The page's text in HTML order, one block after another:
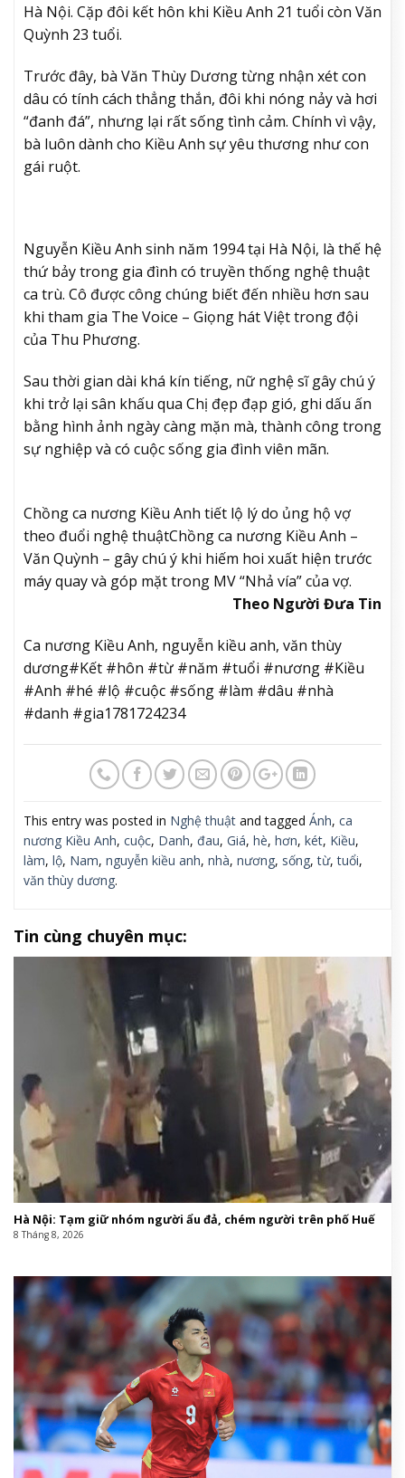
Hà Nội. Cặp đôi kết hôn khi Kiều Anh 21 tuổi còn Văn
Quỳnh 23 tuổi.
Trước đây, bà Văn Thùy Dương từng nhận xét con
dâu có tính cách thẳng thắn, đôi khi nóng nảy và hơi
“đanh đá”, nhưng lại rất sống tình cảm. Chính vì vậy,
bà luôn dành cho Kiều Anh sự yêu thương như con
gái ruột.
Nguyễn Kiều Anh sinh năm 1994 tại Hà Nội, là thế hệ
thứ bảy trong gia đình có truyền thống nghệ thuật
ca trù. Cô được công chúng biết đến nhiều hơn sau
khi tham gia The Voice – Giọng hát Việt trong đội
của Thu Phương.
Sau thời gian dài khá kín tiếng, nữ nghệ sĩ gây chú ý
khi trở lại sân khấu qua Chị đẹp đạp gió, ghi dấu ấn
bằng hình ảnh ngày càng mặn mà, thành công trong
sự nghiệp và có cuộc sống gia đình viên mãn.
Chồng ca nương Kiều Anh tiết lộ lý do ủng hộ vợ
theo đuổi nghệ thuậtChồng ca nương Kiều Anh –
Văn Quỳnh – gây chú ý khi hiếm hoi xuất hiện trước
máy quay và góp mặt trong MV “Nhả vía” của vợ.
Theo Người Đưa Tin
Ca nương Kiều Anh, nguyễn kiều anh, văn thùy
dương#Kết #hôn #từ #năm #tuổi #nương #Kiều
#Anh #hé #lộ #cuộc #sống #làm #dâu #nhà
#danh #gia1781724234
This entry was posted in Nghệ thuật and tagged Ánh, ca
nương Kiều Anh, cuộc, Danh, đau, Giá, hè, hơn, két, Kiều,
làm, lộ, Nam, nguyễn kiều anh, nhà, nương, sống,từ,tuổi,
văn thùy dương.
Tin cùng chuyên mục:
Hà Nội: Tạm giữ nhóm người ẩu đả, chém người trên phố Huế
8 Tháng 8, 2026